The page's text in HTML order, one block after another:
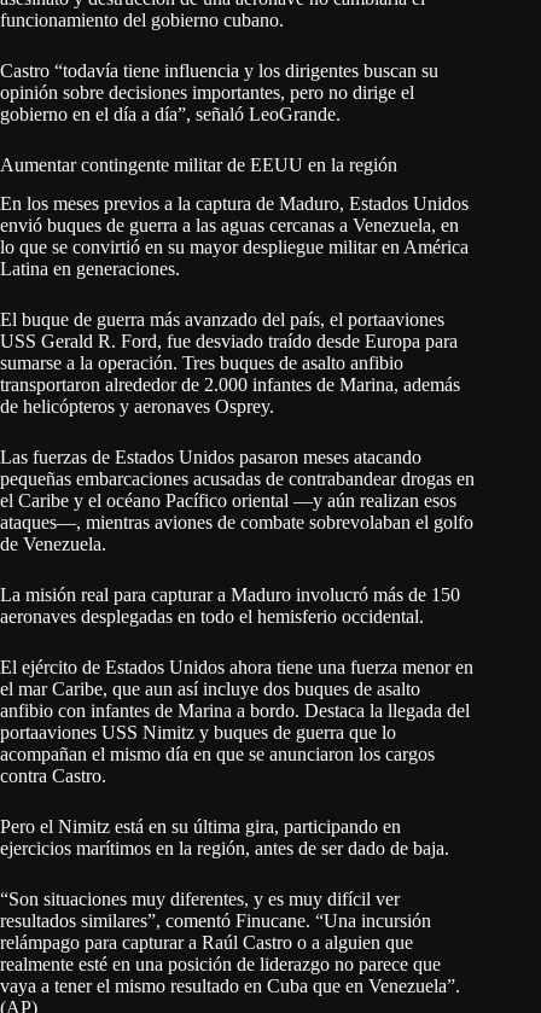
funcionamiento del gobierno cubano.
Castro “todavía tiene influencia y los dirigentes buscan su
opinión sobre decisiones importantes, pero no dirige el
gobierno en el día a día”, señaló LeoGrande.
Aumentar contingente militar de EEUU en la región
En los meses previos a la captura de Maduro, Estados Unidos
envió buques de guerra a las aguas cercanas a Venezuela, en
lo que se convirtió en su mayor despliegue militar en América
Latina en generaciones.
El buque de guerra más avanzado del país, el portaaviones
USS Gerald R. Ford, fue desviado traído desde Europa para
sumarse a la operación. Tres buques de asalto anfibio
transportaron alrededor de 2.000 infantes de Marina, además
de helicópteros y aeronaves Osprey.
Las fuerzas de Estados Unidos pasaron meses atacando
pequeñas embarcaciones acusadas de contrabandear drogas en
el Caribe y el océano Pacífico oriental —y aún realizan esos
ataques—, mientras aviones de combate sobrevolaban el golfo
de Venezuela.
La misión real para capturar a Maduro involucró más de 150
aeronaves desplegadas en todo el hemisferio occidental.
El ejército de Estados Unidos ahora tiene una fuerza menor en
el mar Caribe, que aun así incluye dos buques de asalto
anfibio con infantes de Marina a bordo. Destaca la llegada del
portaaviones USS Nimitz y buques de guerra que lo
acompañan el mismo día en que se anunciaron los cargos
contra Castro.
Pero el Nimitz está en su última gira, participando en
ejercicios marítimos en la región, antes de ser dado de baja.
“Son situaciones muy diferentes, y es muy difícil ver
resultados similares”, comentó Finucane. “Una incursión
relámpago para capturar a Raúl Castro o a alguien que
realmente esté en una posición de liderazgo no parece que
vaya a tener el mismo resultado en Cuba que en Venezuela”.
(AP)